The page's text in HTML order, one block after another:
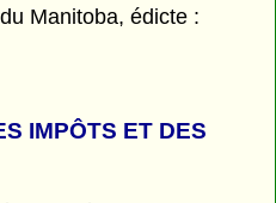
Manitoba, édicte :
IMPÔTS ET DES